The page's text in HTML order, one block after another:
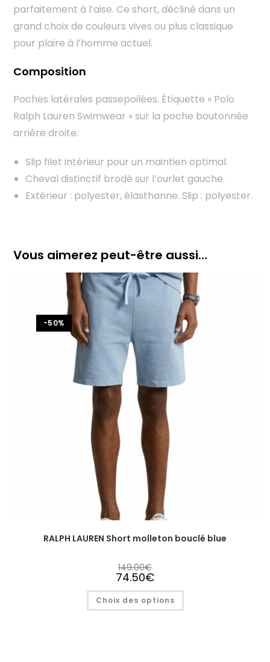
parfaitement à l’aise. Ce short, décliné dans un
grand choix de couleurs vives ou plus classique
pour plaire à l’homme actuel.
Composition
Poches latérales passepoilées. Étiquette « Polo
Ralph Lauren Swimwear » sur la poche boutonnée
arrière droite.
Slip filet intérieur pour un maintien optimal.
Cheval distinctif brodé sur l’ourlet gauche.
Extérieur : polyester, élasthanne. Slip : polyester.
Vous aimerez peut-être aussi…
-50%
RALPH LAUREN Short molleton bouclé blue
149.00€
74.50€
Choix des options